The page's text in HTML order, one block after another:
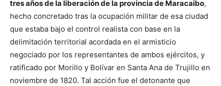
tres años de la liberación de la provincia de Maracaibo,
hecho concretado tras la ocupación militar de esa ciudad
que estaba bajo el control realista con base en la
delimitación territorial acordada en el armisticio
negociado por los representantes de ambos ejércitos, y
ratificado por Morillo y Bolívar en Santa Ana de Trujillo en
noviembre de 1820. Tal acción fue el detonante que